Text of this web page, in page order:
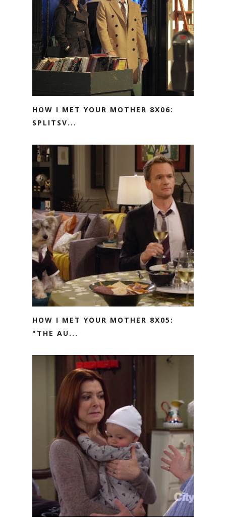
HOW I MET YOUR MOTHER 8X06:
SPLITSV...
HOW I MET YOUR MOTHER 8X05:
"THE AU...